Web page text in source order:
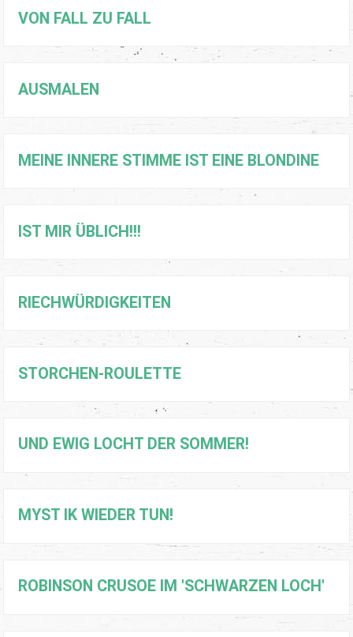
VON FALL ZU FALL
AUSMALEN
MEINE INNERE STIMME IST EINE BLONDINE
IST MIR ÜBLICH!!!
RIECHWÜRDIGKEITEN
STORCHEN-ROULETTE
UND EWIG LOCHT DER SOMMER!
MYST IK WIEDER TUN!
ROBINSON CRUSOE IM 'SCHWARZEN LOCH'